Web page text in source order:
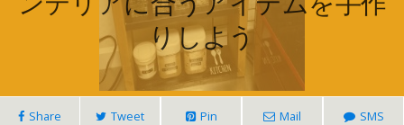
りしよう
Share Tweet Pin Mail SMS